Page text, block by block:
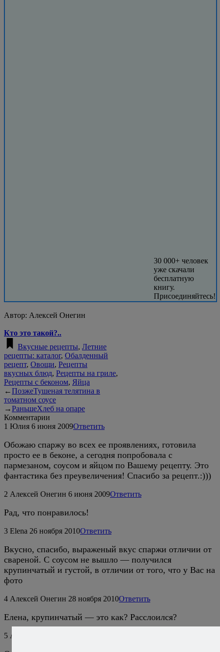
30 000+ человек
уже скачали
бесплатную
книгу.
Присоединяйтесь!
Автор: Алексей Онегин
Кто это такой?..
Вкусные рецепты, Летние
рецепты: каталог, Обалденный
рецепт, Овощи, Рецепты
вкусных блюд, Рецепты на гриле,
Рецепты с беконом, Яйца
←ПозжеТушеная телятина в
томатном соусе
→РаньшеХлеб на опаре
Комментарии
1 Юлия 6 июня 2009Ответить
Обожаю спаржу во всех ее проявлениях, готовила
просто ее в беконе, а сегодня попробовала с
пармезаном, соусом и яйцом по Вашему рецепту. Это
фантастика без преувеличения! Спасибо за рецепт.:)))
2 Алексей Онегин 6 июня 2009Ответить
Рад, что понравилось!
3 Elena 26 ноября 2010Ответить
Вкусно, спасибо, выраженый вкус спаржи отличии от
свареной. С соусом не вышло — получился
крупинчатый и густой, в отличии от того, что у Вас на
фото
4 Алексей Онегин 28 ноября 2010Ответить
Елена, крупинчатый — это как? Расслоился?
5 Андрей